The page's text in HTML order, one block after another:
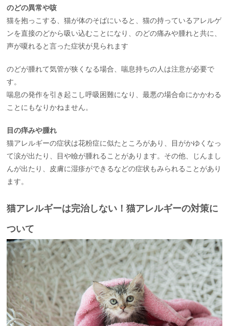
のどの異常や咳
猫を抱っこする、猫が体のそばにいると、猫の持っているアレルゲ
ンを直接のどから吸い込むことになり、のどの痛みや腫れと共に、
声が嗄れると言った症状が見られます
のどが腫れて気管が狭くなる場合、喘息持ちの人は注意が必要で
す。
喘息の発作を引き起こし呼吸困難になり、最悪の場合命にかかわる
ことにもなりかねません。
目の痒みや腫れ
猫アレルギーの症状は花粉症に似たところがあり、目がかゆくなっ
て涙が出たり、目や瞼が腫れることがあります。その他、じんまし
んが出たり、皮膚に湿疹ができるなどの症状もみられることがあり
ます。
猫アレルギーは完治しない！猫アレルギーの対策に
ついて